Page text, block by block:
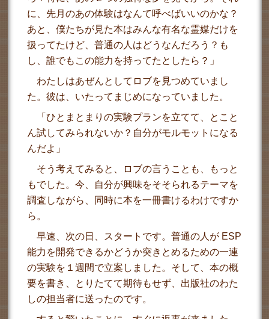
に、先月のあの体験はなんて呼べばいいのかな？
あと、僕たちが見た本はみんな有名な霊媒だけを
扱ってたけど、普通の人はどうなんだろう？も
し、誰でもこの能力を持ってたとしたら？」
わたしはあぜんとしてロブを見つめていまし
た。彼は、いたってまじめになっていました。
「ひとまとまりの実験プランを立てて、とこと
ん試してみられないか？自分がモルモットになる
んだよ」
そう考えてみると、ロブの言うことも、もっと
もでした。今、自分が興味をそそられるテーマを
調査しながら、同時に本を一冊書けるわけですか
ら。
早速、次の日、スタートです。普通の人が ESP
能力を開発できるかどうか突きとめるための一連
の実験を１週間で立案しました。そして、本の概
要を書き、とりたてて期待もせず、出版社のわた
しの担当者に送ったのです。